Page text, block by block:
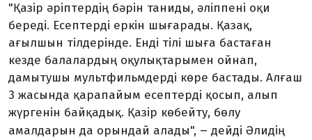
"Қазір әріптердің бәрін таниды, әліппені оқи
береді. Есептерді еркін шығарады. Қазақ,
ағылшын тілдерінде. Енді тілі шыға бастаған
кезде балалардың оқулықтарымен ойнап,
дамытушы мультфильмдерді көре бастады. Алғаш
3 жасында қарапайым есептерді қосып, алып
жүргенін байқадық. Қазір көбейту, бөлу
амалдарын да орындай алады", – дейді Әлидің